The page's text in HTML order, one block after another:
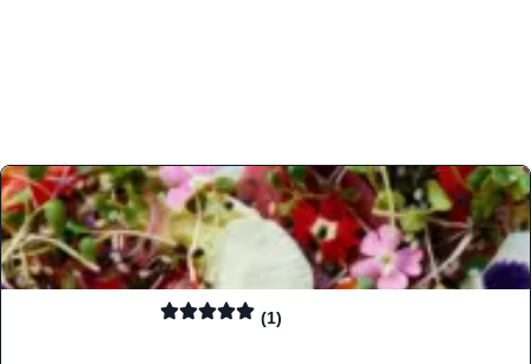
(1)